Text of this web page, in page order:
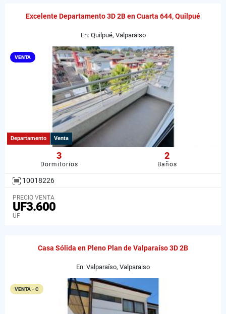
Excelente Departamento 3D 2B en Cuarta 644, Quilpué
En: Quilpué, Valparaiso
VENTA
Departamento Venta
3
Dormitorios
2
Baños
10018226
PRECIO VENTA
UF3.600
UF
Casa Sólida en Pleno Plan de Valparaíso 3D 2B
En: Valparaíso, Valparaiso
VENTA - C